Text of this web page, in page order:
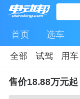
首页 选车
全部 试驾 用车
售价18.88万元